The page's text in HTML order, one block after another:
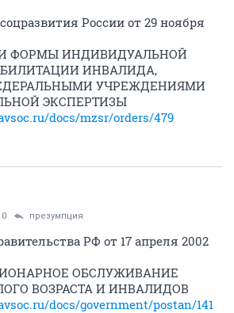
России от 29 ноября
ФОРМЫ ИНДИВИДУАЛЬНОЙ
ИНВАЛИДА,
УЧРЕЖДЕНИЯМИ
ЭКСПЕРТИЗЫ
docs/mzsr/orders/479
презумпция
РФ от 17 апреля 2002
ОБСЛУЖИВАНИЕ
ВОЗРАСТА И ИНВАЛИДОВ
docs/government/postan/141